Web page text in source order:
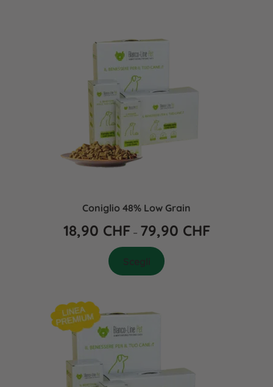
Coniglio 48% Low Grain
18,90 CHF – 79,90 CHF